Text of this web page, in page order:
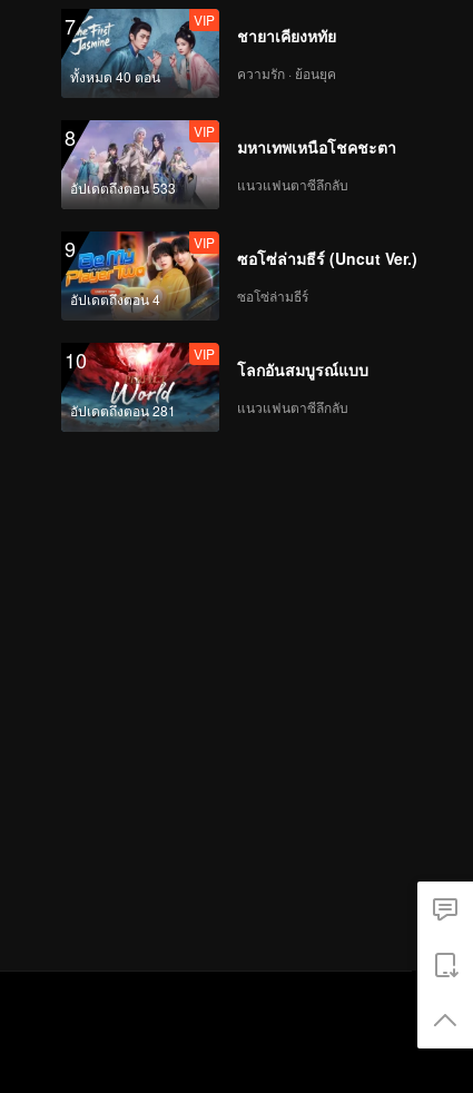
7
ทั้งหมด 40 ตอน
VIP
ชายาเคียงหทัย
ความรัก · ย้อนยุค
8
อัปเดตถึงตอน 533
VIP
มหาเทพเหนือโชคชะตา
แนวแฟนตาซีลึกลับ
9
อัปเดตถึงตอน 4
VIP
ซอโซ่ล่ามธีร์ (Uncut Ver.)
ซอโซ่ล่ามธีร์
10
อัปเดตถึงตอน 281
VIP
โลกอันสมบูรณ์แบบ
แนวแฟนตาซีลึกลับ